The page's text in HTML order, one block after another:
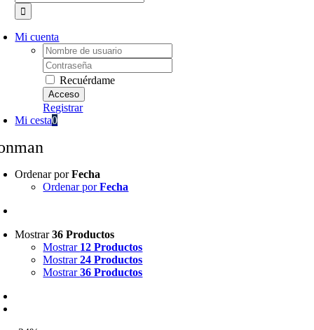
Mi cuenta
Username:
Password:
Recuérdame
Registrar
Mi cesta0
Ordenar porFecha
Ordenar porFecha
Mostrar36 Productos
Mostrar 12 Productos
Mostrar24 Productos
Mostrar36 Productos